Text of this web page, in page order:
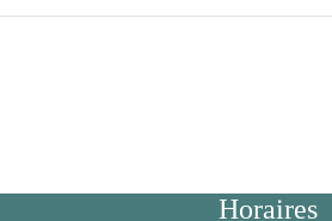
Horaires